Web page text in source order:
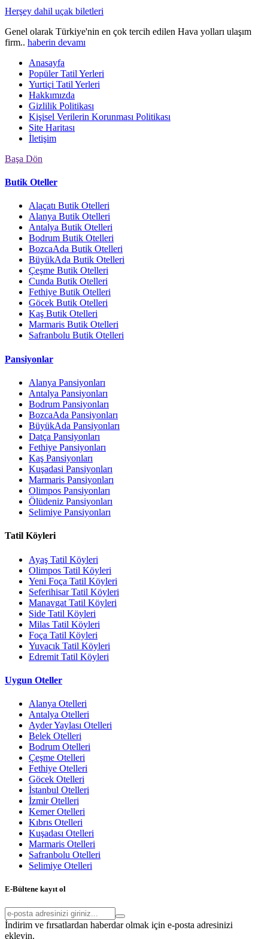
Herşey dahil uçak biletleri
Genel olarak Türkiye'nin en çok tercih edilen Hava yolları ulaşım
firm.. haberin devamı
Anasayfa
Popüler Tatil Yerleri
Yurtiçi Tatil Yerleri
Hakkımızda
Gizlilik Politikası
Kişisel Verilerin Korunması Politikası
Site Haritası
İletişim
Başa Dön
Butik Oteller
Alaçatı Butik Otelleri
Alanya Butik Otelleri
Antalya Butik Otelleri
Bodrum Butik Otelleri
BozcaAda Butik Otelleri
BüyükAda Butik Otelleri
Çeşme Butik Otelleri
Cunda Butik Otelleri
Fethiye Butik Otelleri
Göcek Butik Otelleri
Kaş Butik Otelleri
Marmaris Butik Otelleri
Safranbolu Butik Otelleri
Pansiyonlar
Alanya Pansiyonları
Antalya Pansiyonları
Bodrum Pansiyonları
BozcaAda Pansiyonları
BüyükAda Pansiyonları
Datça Pansiyonları
Fethiye Pansiyonları
Kaş Pansiyonları
Kuşadasi Pansiyonları
Marmaris Pansiyonları
Olimpos Pansiyonları
Ölüdeniz Pansiyonları
Selimiye Pansiyonları
Tatil Köyleri
Ayaş Tatil Köyleri
Olimpos Tatil Köyleri
Yeni Foça Tatil Köyleri
Seferihisar Tatil Köyleri
Manavgat Tatil Köyleri
Side Tatil Köyleri
Milas Tatil Köyleri
Foça Tatil Köyleri
Yuvacık Tatil Köyleri
Edremit Tatil Köyleri
Uygun Oteller
Alanya Otelleri
Antalya Otelleri
Ayder Yaylası Otelleri
Belek Otelleri
Bodrum Otelleri
Çeşme Otelleri
Fethiye Otelleri
Göcek Otelleri
İstanbul Otelleri
İzmir Otelleri
Kemer Otelleri
Kıbrıs Otelleri
Kuşadası Otelleri
Marmaris Otelleri
Safranbolu Otelleri
Selimiye Otelleri
E-Bültene kayıt ol
İndirim ve fırsatlardan haberdar olmak için e-posta adresinizi
ekleyin.